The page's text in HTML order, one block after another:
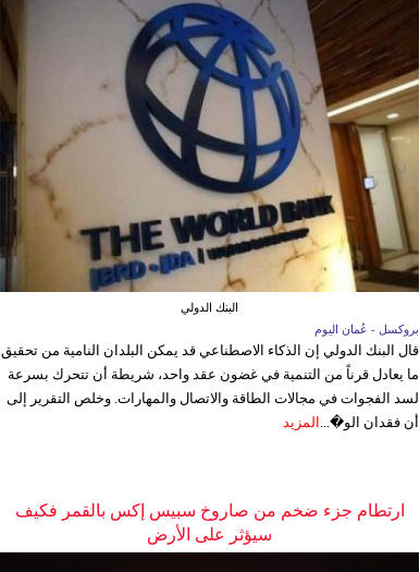
البنك الدولي
بروكسل - عُمان اليوم
قال البنك الدولي إن الذكاء الاصطناعي قد يمكن البلدان النامية من تحقيق
ما يعادل قرناً من التنمية في غضون عقد واحد، شريطة أن تتحرك بسرعة
لسد الفجوات في مجالات الطاقة والاتصال والمهارات. وخلص التقرير إلى
أن فقدان الو�... المزيد
ارتطام جزء ضخم من صاروخ سبيس إكس بالقمر فكيف
سيؤثر على الأرض